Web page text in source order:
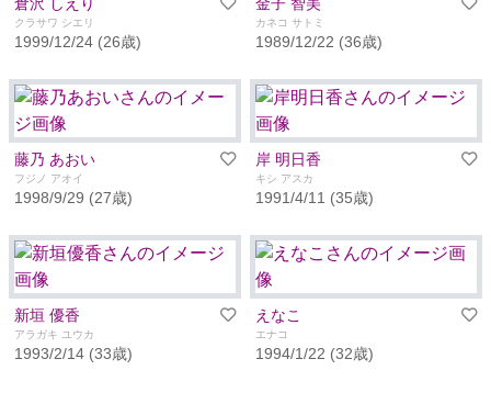
クラサワ シエリ
1999/12/24 (26歳)
カネコ サトミ
1989/12/22 (36歳)
藤乃 あおい
フジノ アオイ
1998/9/29 (27歳)
岸 明日香
キシ アスカ
1991/4/11 (35歳)
新垣 優香
アラガキ ユウカ
1993/2/14 (33歳)
えなこ
エナコ
1994/1/22 (32歳)